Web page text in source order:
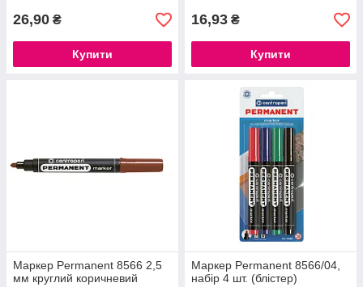
26,90 ₴
Купити
16,93 ₴
Купити
Маркер Permanent 8566 2,5
мм круглий коричневий
Маркер Permanent 8566/04,
набір 4 шт. (блістер)